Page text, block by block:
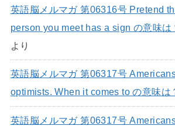
英語脳メルマガ 第06316号 Pretend
person you meet has a sign の意味は
より
英語脳メルマガ 第06317号
optimists. When it comes to の意味は
英語脳メルマガ 第06317号